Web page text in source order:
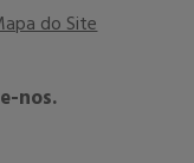
do Site
nos.